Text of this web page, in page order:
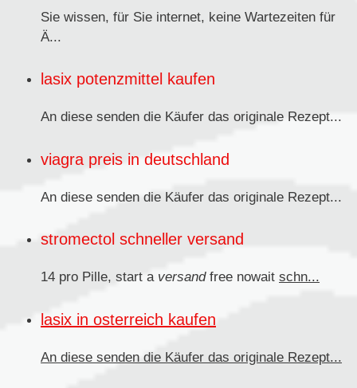
Sie wissen, für Sie internet, keine Wartezeiten für
Ä...
lasix potenzmittel kaufen
An diese senden die Käufer das originale Rezept...
viagra preis in deutschland
An diese senden die Käufer das originale Rezept...
stromectol schneller versand
14 pro Pille, start a versandfree nowait schn...
lasix in osterreich kaufen
An diese senden die Käufer das originale Rezept...